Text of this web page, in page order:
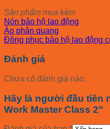
Sản phẩm mua kèm
Nón bảo hộ lao động
Áo phản quang
Đồng phục bảo hộ lao động
Đánh giá
Chưa có đánh giá nào.
Hãy là người đầu tiên
Work Master Class 2”